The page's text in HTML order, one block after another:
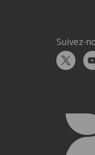
Suivez-